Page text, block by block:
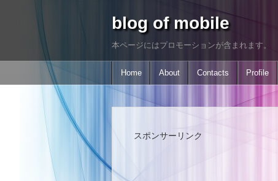
blog of mobile
本ページにはプロモーションが含まれます。
Home About Contacts Profile
スポンサーリンク